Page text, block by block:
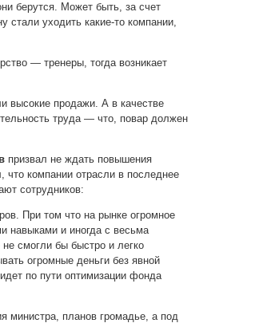
берутся. Может быть, за счет
стали уходить какие-то компании,
— тренеры, тогда возникает
высокие продажи. А в качестве
труда — что, повар должен
призвал не ждать повышения
компании отрасли в последнее
сотрудников:
При том что на рынке огромное
навыками и иногда с весьма
смогли бы быстро и легко
огромные деньги без явной
по пути оптимизации фонда
министра, планов громадье, а под